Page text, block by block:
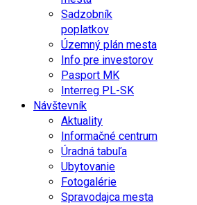
Sadzobník
poplatkov
Územný plán mesta
Info pre investorov
Pasport MK
Interreg PL-SK
Návštevník
Aktuality
Informačné centrum
Úradná tabuľa
Ubytovanie
Fotogalérie
Spravodajca mesta